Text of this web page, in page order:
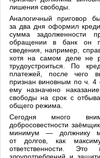
лишения свободы.
Аналогичный приговор
за два дня оформил
сумма задолженности
обращении в банк он
сведения, например,
хотя на самом деле не
трудоустроиться. По
платежей, после чего
признан виновным по ч. 4
ему назначено
свободы на срок с
общего режима.
Сегодня много
добросовестности
минимум — должнику
от долгов, как
ответственности. Это
злоупотреблений и